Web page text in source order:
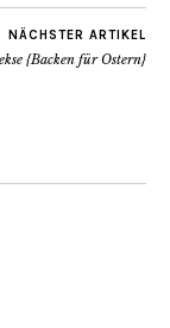
NÄCHSTER ARTIKEL
{Backen für Ostern}